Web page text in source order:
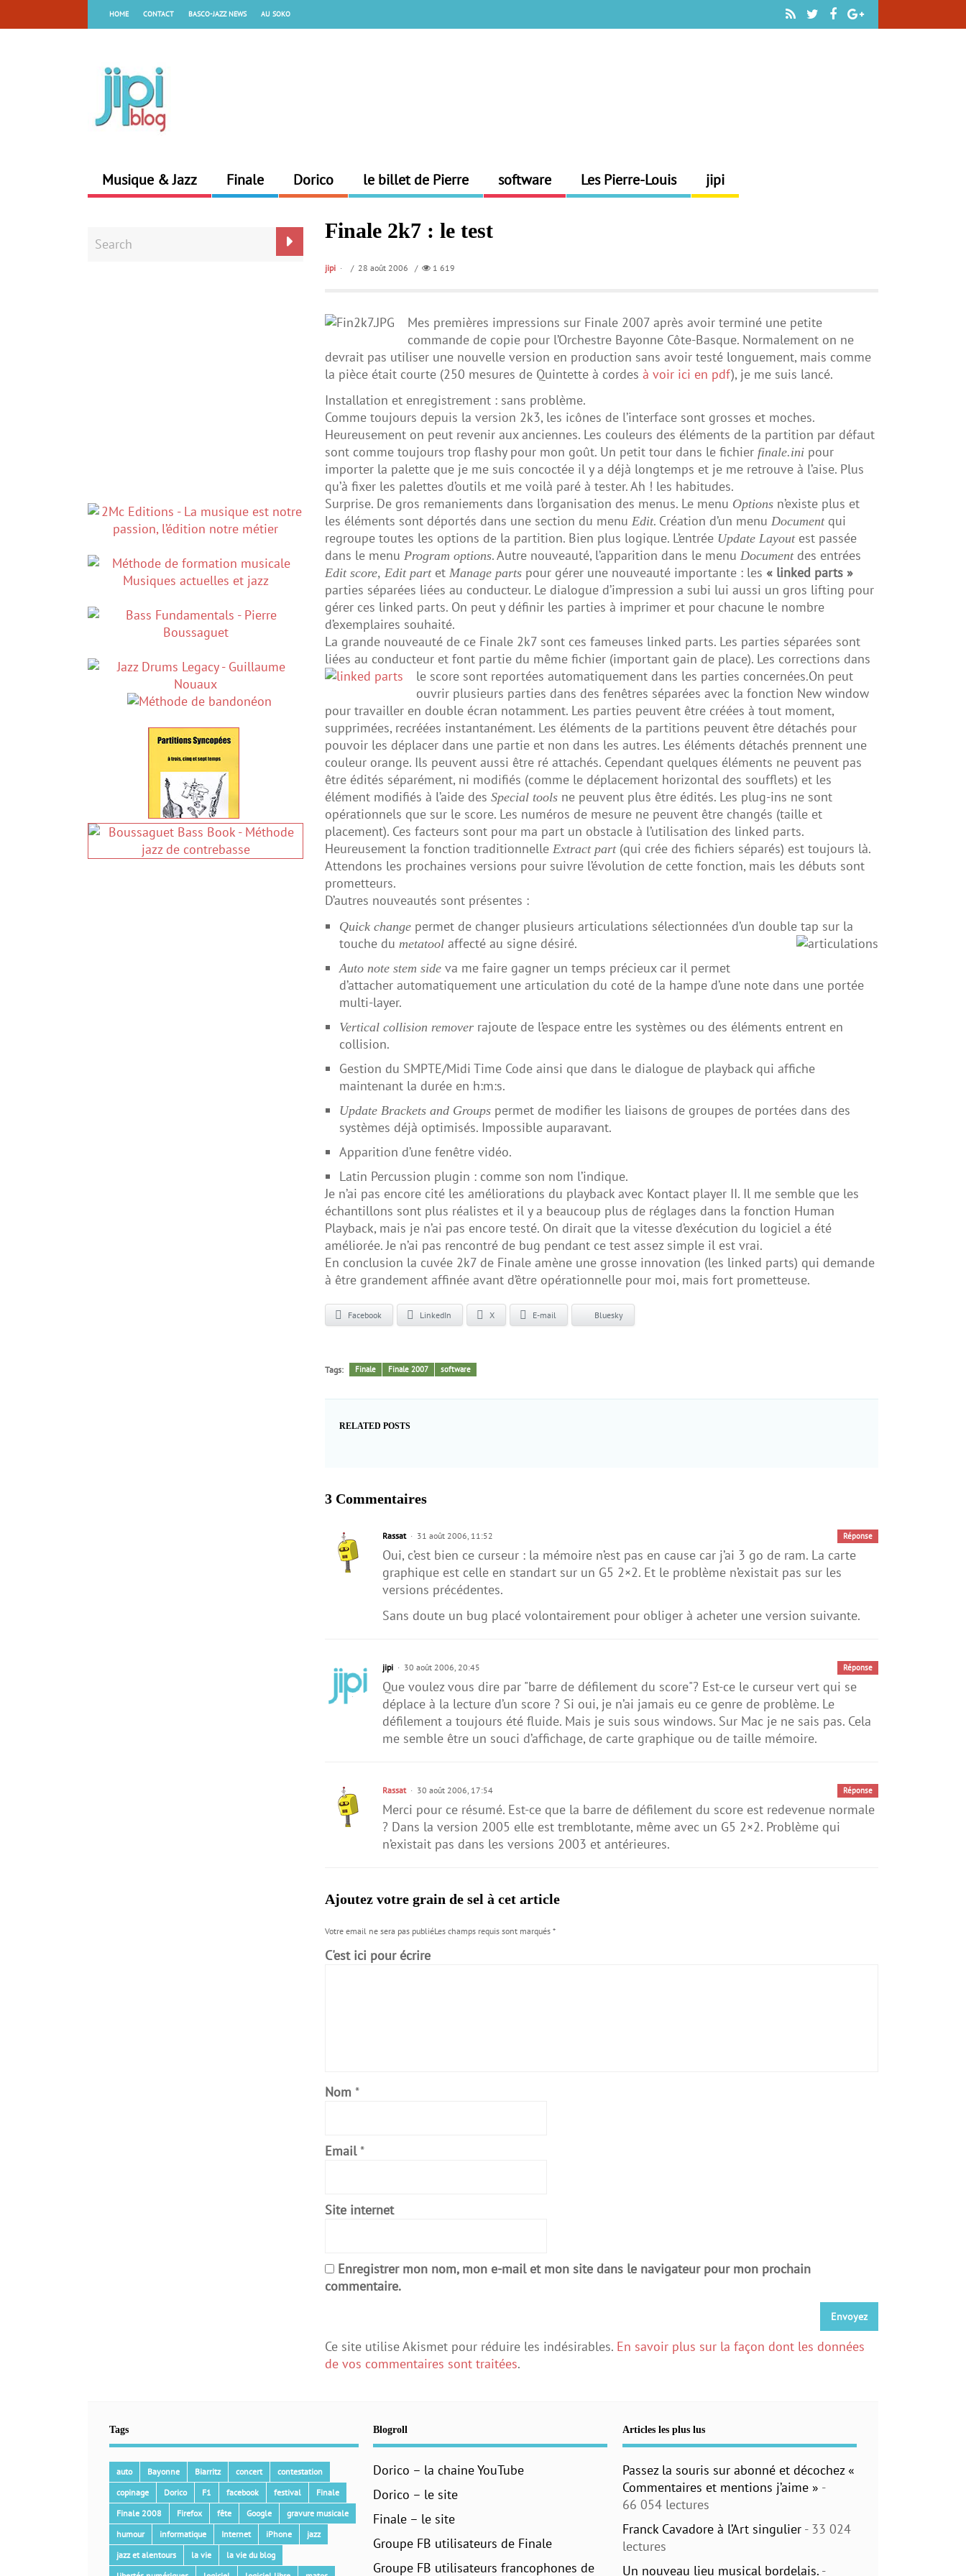
HOME CONTACT BASCO-JAZZ NEWS AU SOKO
Musique & Jazz Finale Dorico le billet de Pierre software Les Pierre-Louis jipi
Finale 2k7 : le test
jipi / 28 août 2006 / 1 619
Mes premières impressions sur Finale 2007 après avoir terminé une petite
commande de copie pour l’Orchestre Bayonne Côte-Basque. Normalement on ne
devrait pas utiliser une nouvelle version en production sans avoir testé longuement, mais comme
la pièce était courte (250 mesures de Quintette à cordes à voir ici en pdf), je me suis lancé.
Installation et enregistrement : sans problème.
Comme toujours depuis la version 2k3, les icônes de l’interface sont grosses et moches.
Heureusement on peut revenir aux anciennes. Les couleurs des éléments de la partition par défaut
sont comme toujours trop flashy pour mon goût. Un petit tour dans le fichier finale.ini pour
importer la palette que je me suis concoctée il y a déjà longtemps et je me retrouve à l’aise. Plus
qu’à fixer les palettes d’outils et me voilà paré à tester. Ah ! les habitudes.
Surprise. De gros remaniements dans l’organisation des menus. Le menu Options n’existe plus et
les éléments sont déportés dans une section du menu Edit. Création d’un menu Documentqui
regroupe toutes les options de la partition. Bien plus logique. L’entrée Update Layoutest passée
dans le menu Program options. Autre nouveauté, l’apparition dans le menu Documentdes entrées
Edit score, Edit partet Manage parts pour gérer une nouveauté importante : les « linked parts »
parties séparées liées au conducteur. Le dialogue d’impression a subi lui aussi un gros lifting pour
gérer ces linked parts. On peut y définir les parties à imprimer et pour chacune le nombre
d’exemplaires souhaité.
La grande nouveauté de ce Finale 2k7 sont ces fameuses linked parts. Les parties séparées sont
liées au conducteur et font partie du même fichier (important gain de place). Les corrections dans
le score sont reportées automatiquement dans les parties concernées.On peut
ouvrir plusieurs parties dans des fenêtres séparées avec la fonction New window
pour travailler en double écran notamment. Les parties peuvent être créées à tout moment,
supprimées, recréées instantanément. Les éléments de la partitions peuvent être détachés pour
pouvoir les déplacer dans une partie et non dans les autres. Les éléments détachés prennent une
couleur orange. Ils peuvent aussi être ré attachés. Cependant quelques éléments ne peuvent pas
être édités séparément, ni modifiés (comme le déplacement horizontal des soufflets) et les
élément modifiés à l’aide des Special tools ne peuvent plus être édités. Les plug-ins ne sont
opérationnels que sur le score. Les numéros de mesure ne peuvent être changés (taille et
placement). Ces facteurs sont pour ma part un obstacle à l’utilisation des linked parts.
Heureusement la fonction traditionnelle Extract part(qui crée des fichiers séparés) est toujours là.
Attendons les prochaines versions pour suivre l’évolution de cette fonction, mais les débuts sont
prometteurs.
D’autres nouveautés sont présentes :
Quick change permet de changer plusieurs articulations sélectionnées d’un double tap sur la
touche du metatool affecté au signe désiré.
Auto note stem side va me faire gagner un temps précieux car il permet
d’attacher automatiquement une articulation du coté de la hampe d’une note dans une portée
multi-layer.
Vertical collision remover rajoute de l’espace entre les systèmes ou des éléments entrent en
collision.
Gestion du SMPTE/Midi Time Code ainsi que dans le dialogue de playback qui affiche
maintenant la durée en h:m:s.
Update Brackets and Groups permet de modifier les liaisons de groupes de portées dans des
systèmes déjà optimisés. Impossible auparavant.
Apparition d’une fenêtre vidéo.
Latin Percussion plugin : comme son nom l’indique.
Je n’ai pas encore cité les améliorations du playback avec Kontact player II. Il me semble que les
échantillons sont plus réalistes et il y a beaucoup plus de réglages dans la fonction Human
Playback, mais je n’ai pas encore testé. On dirait que la vitesse d’exécution du logiciel a été
améliorée. Je n’ai pas rencontré de bug pendant ce test assez simple il est vrai.
En conclusion la cuvée 2k7 de Finale amène une grosse innovation (les linked parts) qui demande
à être grandement affinée avant d’être opérationnelle pour moi, mais fort prometteuse.
Facebook LinkedIn X E-mail Bluesky
Tags: Finale Finale 2007 software
RELATED POSTS
3 Commentaires
Rassat 31 août 2006, 11:52 Réponse
Oui, c’est bien ce curseur : la mémoire n’est pas en cause car j’ai 3 go de ram. La carte
graphique est celle en standart sur un G5 2×2. Et le problème n’existait pas sur les
versions précédentes.
Sans doute un bug placé volontairement pour obliger à acheter une version suivante.
jipi 30 août 2006, 20:45 Réponse
Que voulez vous dire par "barre de défilement du score"? Est-ce le curseur vert qui se
déplace à la lecture d’un score ? Si oui, je n’ai jamais eu ce genre de problème. Le
défilement a toujours été fluide. Mais je suis sous windows. Sur Mac je ne sais pas. Cela
me semble être un souci d’affichage, de carte graphique ou de taille mémoire.
Rassat 30 août 2006, 17:54 Réponse
Merci pour ce résumé. Est-ce que la barre de défilement du score est redevenue normale
? Dans la version 2005 elle est tremblotante, même avec un G5 2×2. Problème qui
n’existait pas dans les versions 2003 et antérieures.
Ajoutez votre grain de sel à cet article
Votre email ne sera pas publiéLes champs requis sont marqués *
C'est ici pour écrire
Nom *
Email *
Site internet
Enregistrer mon nom, mon e-mail et mon site dans le navigateur pour mon prochain
commentaire.
Ce site utilise Akismet pour réduire les indésirables. En savoir plus sur la façon dont les données
de vos commentaires sont traitées.
Tags
auto Bayonne Biarritz concert
contestation
copinage
Dorico F1 facebook festival
Finale
Finale 2008
Firefox fête Google
gravure musicale
humour
informatique Internet iPhone
jazz
jazz et alentours
la vie
la vie du blog
Blogroll
Dorico – la chaine YouTube
Dorico – le site
Finale – le site
Groupe FB utilisateurs de Finale
Groupe FB utilisateurs francophones de
Articles les plus lus
Passez la souris sur abonné et décochez «
Commentaires et mentions j’aime » -
66 054 lectures
Franck Cavadore à l’Art singulier - 33 024
lectures
Un nouveau lieu musical bordelais. -